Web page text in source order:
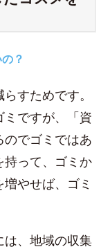
？
すためです。
ミですが、「資
でゴミではあ
持って、ゴミか
やせば、ゴミ
は、地域の収集